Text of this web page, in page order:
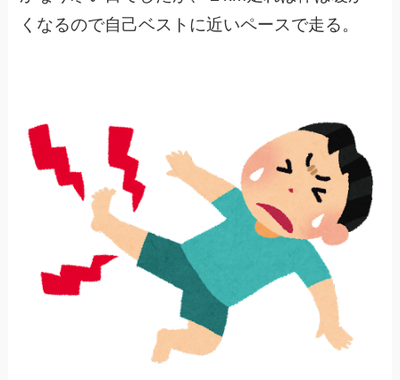
くなるので自己ベストに近いペースで走る。